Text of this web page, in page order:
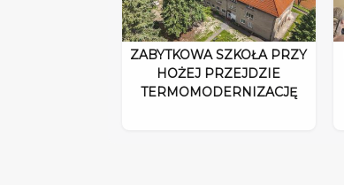
ZABYTKOWA SZKOŁA PRZY
HOŻEJ PRZEJDZIE
TERMOMODERNIZACJĘ